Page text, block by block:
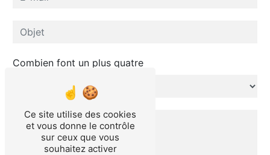
Combien font un plus quatre
Ce site utilise des cookies
et vous donne le contrôle
sur ceux que vous
souhaitez activer